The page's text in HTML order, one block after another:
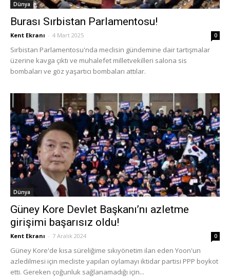
Dünya
Burası Sırbistan Parlamentosu!
Kent Ekranı - 4 Mart 2025 0
Sırbistan Parlamentosu'nda meclisin gündemine dair tartışmalar
üzerine kavga çıktı ve muhalefet milletvekilleri salona sis
bombaları ve göz yaşartıcı bombaları attılar.
Dünya
Güney Kore Devlet Başkanı’nı azletme
girişimi başarısız oldu!
Kent Ekranı - 7 Aralık 2024 0
Güney Kore'de kısa süreliğime sıkıyönetim ilan eden Yoon'un
azledilmesi için mecliste yapılan oylamayı iktidar partisi PPP boykot
etti. Gereken çoğunluk sağlanamadığı için...